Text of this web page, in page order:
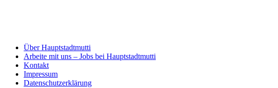
Über Hauptstadtmutti
Arbeite mit uns – Jobs bei Hauptstadtmutti
Kontakt
Impressum
Datenschutzerklärung